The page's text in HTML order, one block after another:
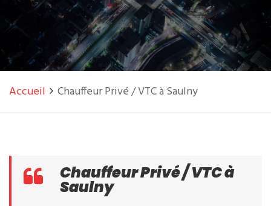
Accueil Chauffeur Privé / VTC à Saulny
Chauffeur Privé / VTC à
Saulny